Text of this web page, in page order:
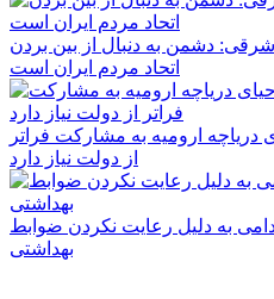
شرقی: دشمن به دنبال از بین بردن
اتحاد مردم ایران است
دریاچه ارومیه به مشارکت فراتر
از دولت نیاز دارد
خام دامی به دلیل رعایت نکردن ضوابط
بهداشتی